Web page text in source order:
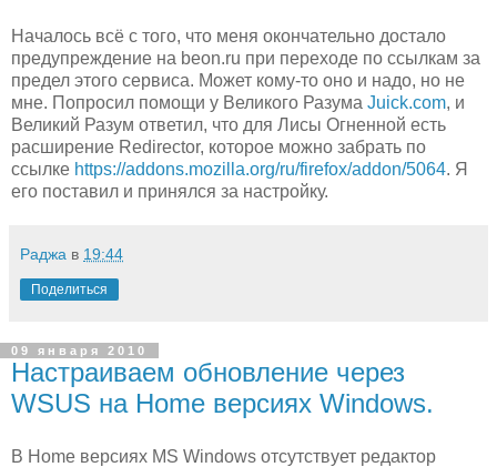
Началось всё с того, что меня окончательно достало
предупреждение на beon.ru при переходе по ссылкам за
предел этого сервиса. Может кому-то оно и надо, но не
мне. Попросил помощи у Великого Разума Juick.com, и
Великий Разум ответил, что для Лисы Огненной есть
расширение Redirector, которое можно забрать по
ссылке https://addons.mozilla.org/ru/firefox/addon/5064. Я
его поставил и принялся за настройку.
Раджа в 19:44
Поделиться
09 января 2010
Настраиваем обновление через
WSUS на Home версиях Windows.
В Home версиях MS Windows отсутствует редактор